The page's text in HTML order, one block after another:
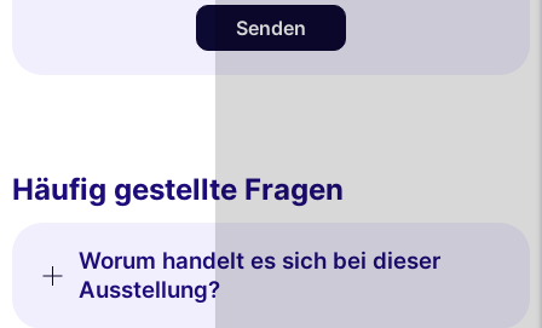
Senden
Häufig gestellte Fragen
Worum handelt es sich bei dieser
Ausstellung?